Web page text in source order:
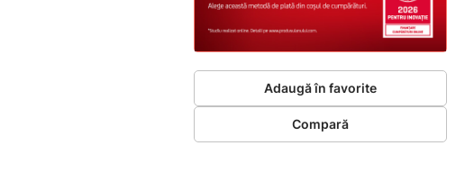
Adaugă în favorite
Compară